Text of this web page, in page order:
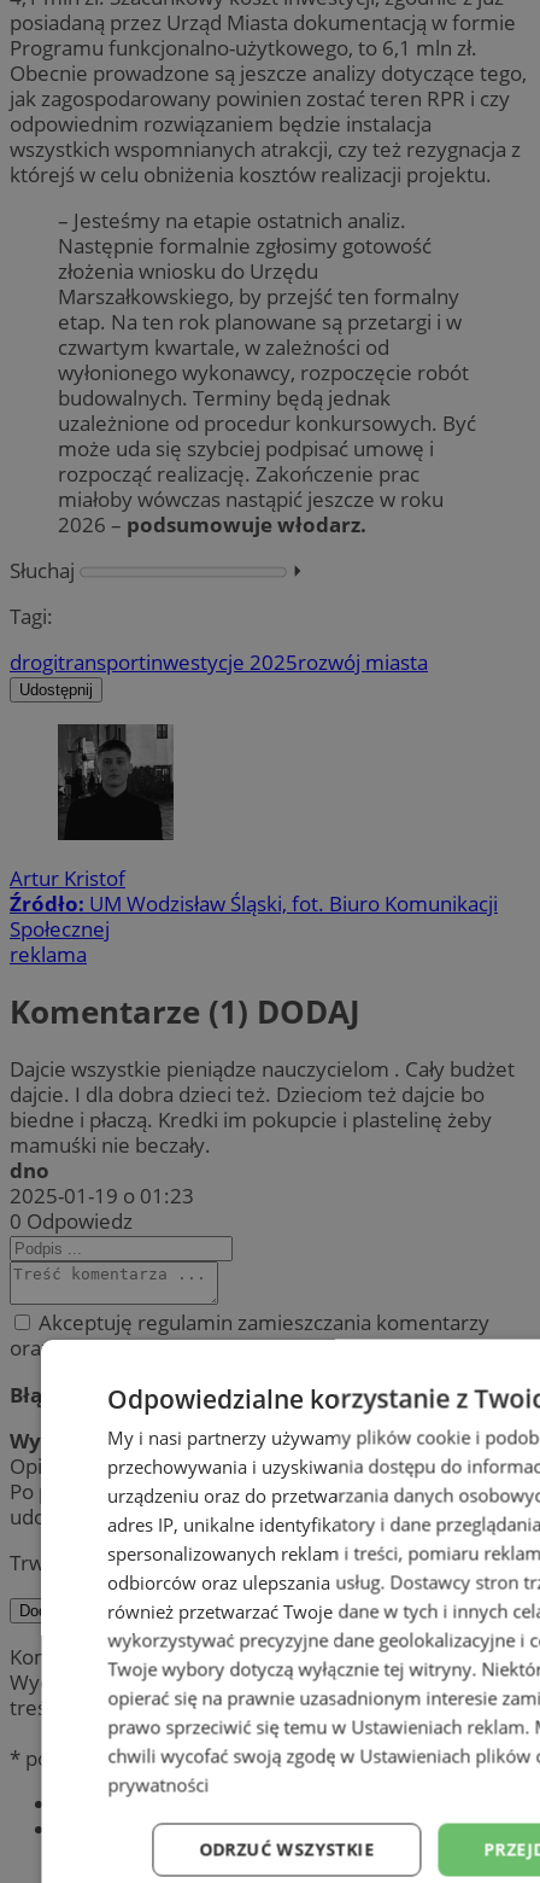
posiadaną przez Urząd Miasta dokumentacją w formie
Programu funkcjonalno-użytkowego, to 6,1 mln zł.
Obecnie prowadzone są jeszcze analizy dotyczące tego,
jak zagospodarowany powinien zostać teren RPR i czy
odpowiednim rozwiązaniem będzie instalacja
wszystkich wspomnianych atrakcji, czy też rezygnacja z
którejś w celu obniżenia kosztów realizacji projektu.
– Jesteśmy na etapie ostatnich analiz.
Następnie formalnie zgłosimy gotowość
złożenia wniosku do Urzędu
Marszałkowskiego, by przejść ten formalny
etap. Na ten rok planowane są przetargi i w
czwartym kwartale, w zależności od
wyłonionego wykonawcy, rozpoczęcie robót
budowalnych. Terminy będą jednak
uzależnione od procedur konkursowych. Być
może uda się szybciej podpisać umowę i
rozpocząć realizację. Zakończenie prac
miałoby wówczas nastąpić jeszcze w roku
2026 – podsumowuje włodarz.
Słuchaj
⏵︎
Tagi:
drogitransportinwestycje 2025rozwój miasta
Udostępnij
Artur Kristof
Źródło: UM Wodzisław Śląski, fot. Biuro Komunikacji
Społecznej
reklama
Komentarze (1) DODAJ
Dajcie wszystkie pieniądze nauczycielom . Cały budżet
dajcie. I dla dobra dzieci też. Dzieciom też dajcie bo
biedne i płaczą. Kredki im pokupcie i plastelinę żeby
mamuśki nie beczały.
dno
2025-01-19 o 01:23
0 Odpowiedz
Akceptuję regulamin zamieszczania komentarzy
oraz politykę prywatności.
Błąd:
Wynik:
Opinia została pomyślnie dodana.
Po przeprowadzeniu weryfikacji, jej treść zostanie
udostępniona publicznie.
Trwa wysyłanie komentarza ...
Dodaj komentarz
Komentarze są prywatnymi opiniami użytkowników.
Wydawca portalu nie ponosi odpowiedzialności za
treść.
* pola obowiązkowe
Najnowsze
Popularne
Odpowiedzialne korzystanie z
My i nasi partnerzy używamy plików cookie i
przechowywania i uzyskiwania dostępu do
urządzeniu oraz do przetwarzania danych
adres IP, unikalne identyfikatory i dane
spersonalizowanych reklam i treści, pomiaru
odbiorców oraz ulepszania usług. Dostawcy stron
również przetwarzać Twoje dane w tych i innych
wykorzystywać precyzyjne dane geolokalizacyjne i
Twoje wybory dotyczą wyłącznie tej witryny.
opierać się na prawnie uzasadnionym interesie
prawo sprzeciwić się temu w Ustawieniach reklam.
chwili wycofać swoją zgodę w Ustawieniach plików
prywatności
ODRZUĆ WSZYSTKIE